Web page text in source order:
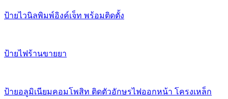
ป้ายไวนิลพิมพ์อิงค์เจ็ท พร้อมติดตั้ง
ป้ายไฟร้านขายยา
ป้ายอลูมิเนียมคอมโพสิท ติดตัวอักษรไฟออกหน้า โครงเหล็ก